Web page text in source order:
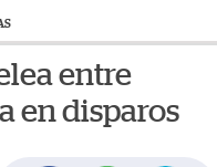
entre
en disparos